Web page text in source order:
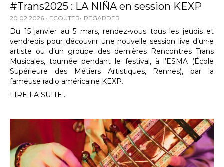
#Trans2025 : LA NIÑA en session KEXP
20.02.2026 ECOUTER REGARDER
Du 15 janvier au 5 mars, rendez-vous tous les jeudis et
vendredis pour découvrir une nouvelle session live d’un·e
artiste ou d’un groupe des dernières Rencontres Trans
Musicales, tournée pendant le festival, à l’ESMA (École
Supérieure des Métiers Artistiques, Rennes), par la
fameuse radio américaine KEXP.
LIRE LA SUITE...